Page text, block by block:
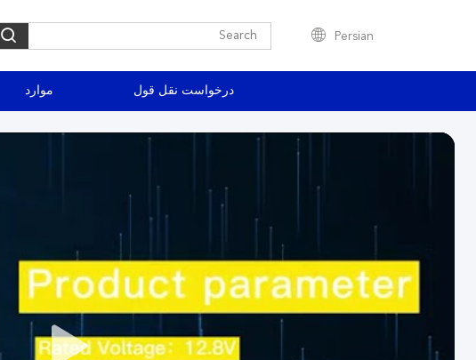
Persian
موارد درخواست نقل قول